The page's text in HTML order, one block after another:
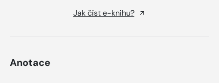
Jak číst e-knihu?
Anotace